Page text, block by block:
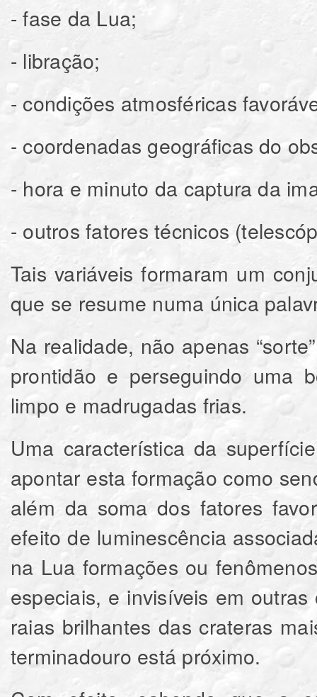
- fase da Lua;
- libração;
- condições atmosféricas
- coordenadas geográficas do
- hora e minuto da captura da
- outros fatores técnicos
Tais variáveis formaram um
que se resume numa única
Na realidade, não apenas
prontidão e perseguindo uma
limpo e madrugadas frias.
Uma característica da
apontar esta formação como
além da soma dos fatores
efeito de luminescência
na Lua formações ou
especiais, e invisíveis em
raias brilhantes das crateras
terminadouro está próximo.